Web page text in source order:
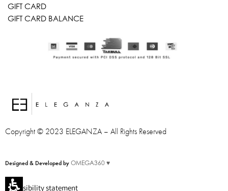
GIFT CARD
GIFT CARD BALANCE
Copyright © 2023 ELEGANZA – All Rights Reserved
Designed & Developed by OMEGA360 ♥
Accessibility statement